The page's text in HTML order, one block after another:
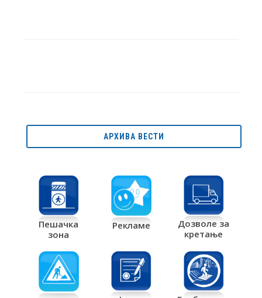
АРХИВА ВЕСТИ
Пешачка
зона
Рекламе
Дозволе за
кретање